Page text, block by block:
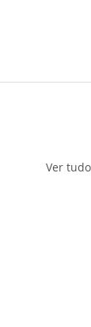
Ver tudo